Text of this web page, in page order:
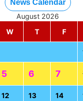
News Calendar
August 2026
W T F
5 6 7
12 13 14